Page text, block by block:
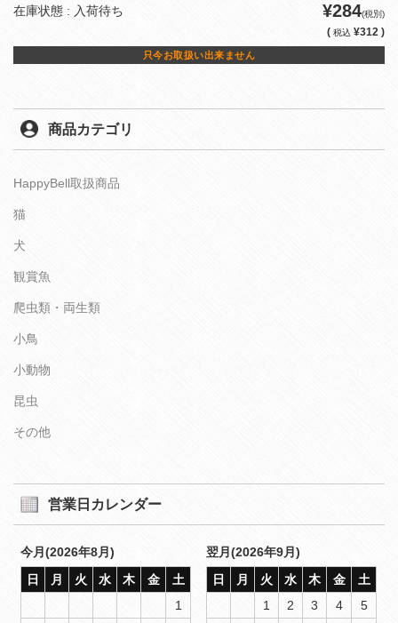
在庫状態 : 入荷待ち ¥284(税別)
( 税込 ¥312 )
只今お取扱い出来ません
商品カテゴリ
HappyBell取扱商品
猫
犬
観賞魚
爬虫類・両生類
小鳥
小動物
昆虫
その他
営業日カレンダー
今月(2026年8月)
日
月 火 水 木 金
土
1
翌月(2026年9月)
日
月 火 水 木 金
土
1
2 3 4
5